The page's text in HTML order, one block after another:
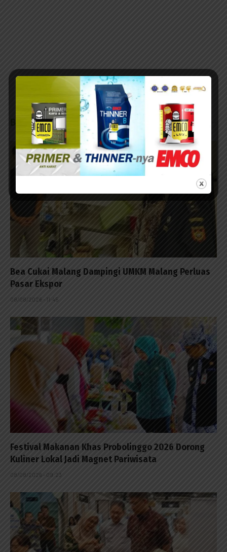
BERITA TERKAIT
Bea Cukai Malang Dampingi UMKM Malang Perluas
Pasar Ekspor
08/08/2026 - 11:45
Festival Makanan Khas Probolinggo 2026 Dorong
Kuliner Lokal Jadi Magnet Pariwisata
08/08/2026 - 09:23